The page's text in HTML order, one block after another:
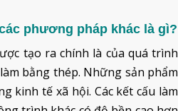
phương pháp khác là gì?
tạo ra chính là của quá trình
bằng thép. Những sản phẩm
kinh tế xã hội. Các kết cấu làm